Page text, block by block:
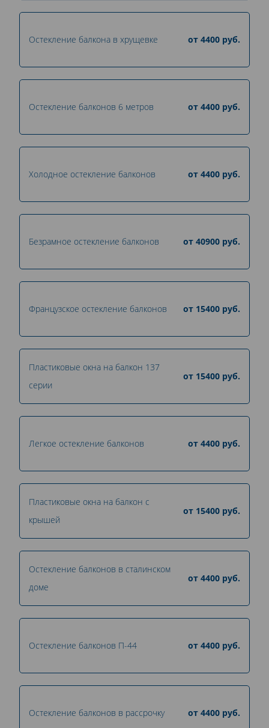
Остекление балкона в хрущевке от 4400 руб.
Остекление балконов 6 метров от 4400 руб.
Холодное остекление балконов от 4400 руб.
Безрамное остекление балконов от 40900 руб.
Французское остекление балконов от 15400 руб.
Пластиковые окна на балкон 137
серии
от 15400 руб.
Легкое остекление балконов от 4400 руб.
Пластиковые окна на балкон с
крышей
от 15400 руб.
Остекление балконов в сталинском
доме
от 4400 руб.
Остекление балконов П-44 от 4400 руб.
Остекление балконов в рассрочку от 4400 руб.